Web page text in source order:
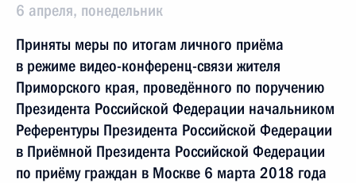
6 апреля, понедельник
Приняты меры по итогам личного приёма
в режиме видео-конференц-связи жителя
Приморского края, проведённого по поручению
Президента Российской Федерации начальником
Референтуры Президента Российской Федерации
в Приёмной Президента Российской Федерации
по приёму граждан в Москве 6 марта 2018 года